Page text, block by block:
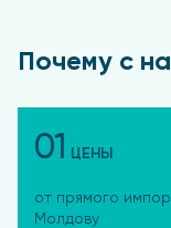
Почему с
01 ЦЕНЫ
от прямого
Молдову